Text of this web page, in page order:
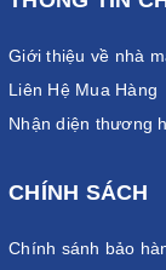
Vách ngăn mặt
Giới thiệu về nhà
Liên Hệ Mua Hàng
Nhận diện thương
CHÍNH SÁCH
Chính sánh bảo